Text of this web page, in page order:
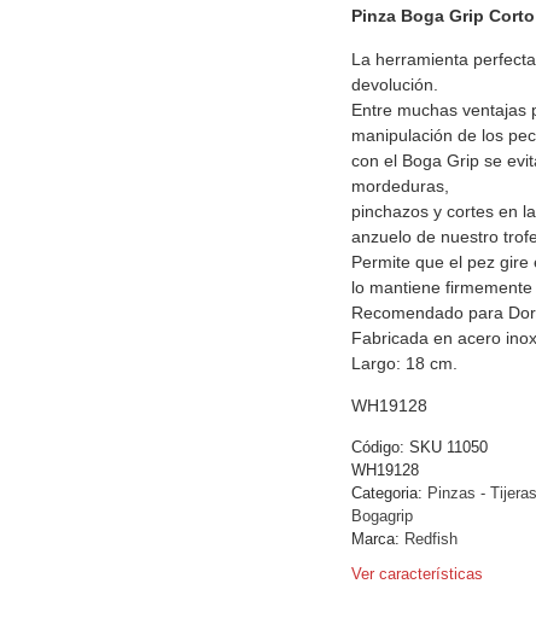
Pinza Boga Grip
La herramienta
devolución.
Entre muchas ventajas
manipulación de los
con el Boga Grip se
mordeduras,
pinchazos y cortes en
anzuelo de nuestro
Permite que el pez
lo mantiene firmemente
Recomendado para
Fabricada en acero
Largo: 18 cm.
WH19128
Código: SKU 11050
WH19128
Categoria: Pinzas -
Bogagrip
Marca: Redfish
Ver características